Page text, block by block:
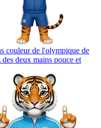
couleur de l'olympique de
deux mains pouce et